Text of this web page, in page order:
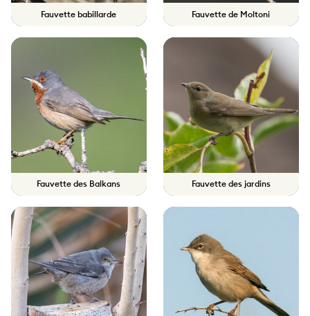
Fauvette babillarde Fauvette de Moltoni
Fauvette des Balkans Fauvette des jardins